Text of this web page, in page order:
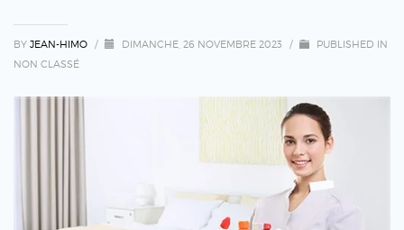
BY JEAN-HIMO / DIMANCHE, 26 NOVEMBRE 2023 /
PUBLISHED IN
NON CLASSÉ